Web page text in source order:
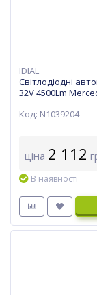
IDIAL
Світлодіодні
32V 4500Lm
Код: N1039204
ціна 2 112
В наявності